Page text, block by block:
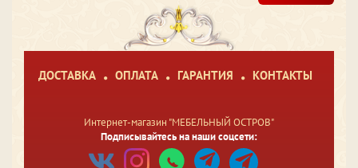
ДОСТАВКА ОПЛАТА ГАРАНТИЯ КОНТАКТЫ
Интернет-магазин "МЕБЕЛЬНЫЙ ОСТРОВ"
Подписывайтесь на наши соцсети: